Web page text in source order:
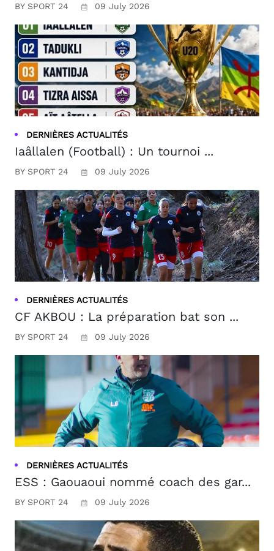
BY SPORT 24 09 July 2026
DERNIÈRES ACTUALITÉS
Iaâllalen (Football) : Un tournoi ...
BY SPORT 24 09 July 2026
DERNIÈRES ACTUALITÉS
CF AKBOU : La préparation bat son ...
BY SPORT 24 09 July 2026
DERNIÈRES ACTUALITÉS
ESS : Gaouaoui nommé coach des gar...
BY SPORT 24 09 July 2026